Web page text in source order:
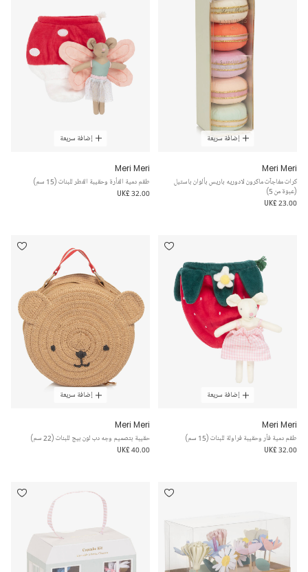
إضافة سريعة
Meri Meri
كرات مفاجآت ماكرون لادوريه باريس بألوان باستيل
(عبوة من 5)
UK£ 23.00
إضافة سريعة
Meri Meri
طقم دمية الفأرة وحقيبة الفطر للبنات (15 سم)
UK£ 32.00
إضافة سريعة
Meri Meri
طقم دمية فأر وحقيبة فراولة للبنات (15 سم)
UK£ 32.00
إضافة سريعة
Meri Meri
حقيبة بتصميم وجه دب لون بيج للبنات (22 سم)
UK£ 40.00